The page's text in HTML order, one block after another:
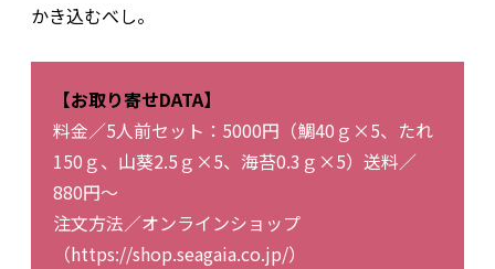
かき込むべし。
【お取り寄せDATA】
料金／5人前セット：5000円（鯛40ｇ×5、たれ
150ｇ、山葵2.5ｇ×5、海苔0.3ｇ×5）送料／
880円～
注文方法／オンラインショップ
（https://shop.seagaia.co.jp/）